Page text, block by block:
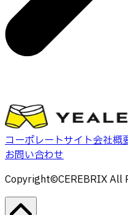
コーポレートサイト会社概
お問い合わせ
Copyright©CEREBRIX All